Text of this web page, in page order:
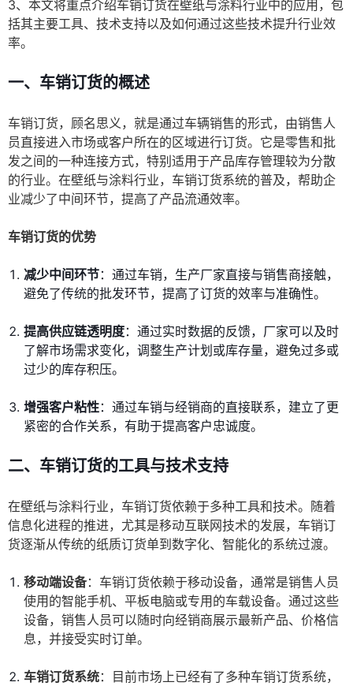
3、本文将重点介绍车销订货在壁纸与涂料行业中的应用，包
括其主要工具、技术支持以及如何通过这些技术提升行业效
率。
一、车销订货的概述
车销订货，顾名思义，就是通过车辆销售的形式，由销售人
员直接进入市场或客户所在的区域进行订货。它是零售和批
发之间的一种连接方式，特别适用于产品库存管理较为分散
的行业。在壁纸与涂料行业，车销订货系统的普及，帮助企
业减少了中间环节，提高了产品流通效率。
车销订货的优势
减少中间环节：通过车销，生产厂家直接与销售商接触，
避免了传统的批发环节，提高了订货的效率与准确性。
提高供应链透明度：通过实时数据的反馈，厂家可以及时
了解市场需求变化，调整生产计划或库存量，避免过多或
过少的库存积压。
增强客户粘性：通过车销与经销商的直接联系，建立了更
紧密的合作关系，有助于提高客户忠诚度。
二、车销订货的工具与技术支持
在壁纸与涂料行业，车销订货依赖于多种工具和技术。随着
信息化进程的推进，尤其是移动互联网技术的发展，车销订
货逐渐从传统的纸质订货单到数字化、智能化的系统过渡。
移动端设备：车销订货依赖于移动设备，通常是销售人员
使用的智能手机、平板电脑或专用的车载设备。通过这些
设备，销售人员可以随时向经销商展示最新产品、价格信
息，并接受实时订单。
车销订货系统：目前市场上已经有了多种车销订货系统，